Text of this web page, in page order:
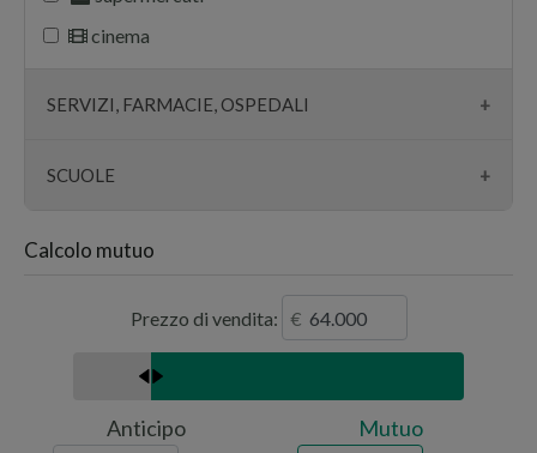
cinema
SERVIZI, FARMACIE, OSPEDALI
farmacie
ospedali
parcheggi
chiese
polizia
SCUOLE
scuole
Calcolo mutuo
Prezzo di vendita:
Anticipo Mutuo